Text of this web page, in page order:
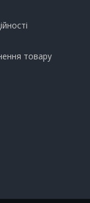
товару